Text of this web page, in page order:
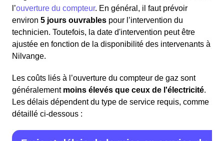
Une fois le raccordement effectué, le logement doit
obtenir un certificatQualigazde la part d'un organisme
agréé. Ce certificatattesteque l’installation intérieure
est conforme aux normes en vigueur. Sans ce certificat,
les résidents de Nilvange ne pourront pas souscrire une
Les étapes suivantes pour les Nilvangeoises et les
Nilvangeois de la région Grand Est sont :
pour souscrire un contrat.
obligatoireimplique lasouscriptionà un abonnement
de gazpour bénéficier du service.
Si le gaz a été coupé :
Contacter le fournisseur pour souscrire un contrat et
planifier un rendez-vous pour la mise en service.
Fixer une date pour l’intervention du technicien.
contrat, les documents nécessaires incluent :
l’ouverture du compteur. En général, il faut prévoir
environ 5 jours ouvrables pour l’intervention du
technicien. Toutefois, la date d'intervention peut être
ajustée en fonction de la disponibilité des intervenants à
Nilvange.
Les coûts liés à l’ouverture du compteur de gaz sont
généralement moins élevés que ceux de l'électricité.
Les délais dépendent du type de service requis, comme
détaillé ci-dessous :